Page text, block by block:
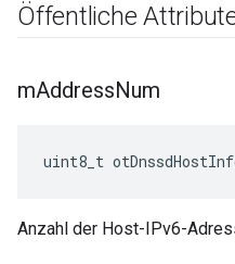
Öffentliche
mAddressNum
uint8_t
Anzahl der Host-IPv6-